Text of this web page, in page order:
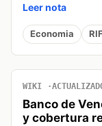
Leer nota
Economia RIF
WIKI
Banco de
y cobertura